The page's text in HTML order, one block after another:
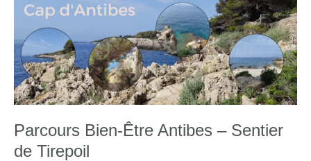
vous
Parcours Bien-Être Antibes – Sentier
de Tirepoil